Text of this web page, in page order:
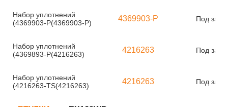
Набор уплотнений
(4369903-P(4369903-P)
4369903-P Под заказ
Набор уплотнений
(4369893-P(4216263)
4216263 Под заказ
Набор уплотнений
(4216263-TS(4216263)
4216263 Под заказ